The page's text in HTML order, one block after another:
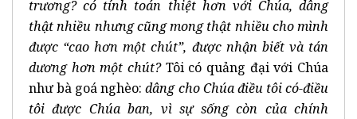
trương? có tính toán thiệt hơn với Chúa, dâng
thật nhiều nhưng cũng mong thật nhiều cho mình
được “cao hơn một chút”, được nhận biết và tán
dương hơn một chút? Tôi có quảng đại với Chúa
như bà goá nghèo: dâng cho Chúa điều tôi có-điều
tôi được Chúa ban, vì sự sống còn của chính